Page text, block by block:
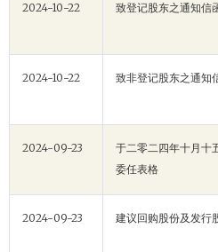
2024-10-22 致登记股东之通知信
2024-10-22 致非登记股东之通知
2024-09-23
于二零二四年十月十
委任表格
2024-09-23 建议回购股份及发行